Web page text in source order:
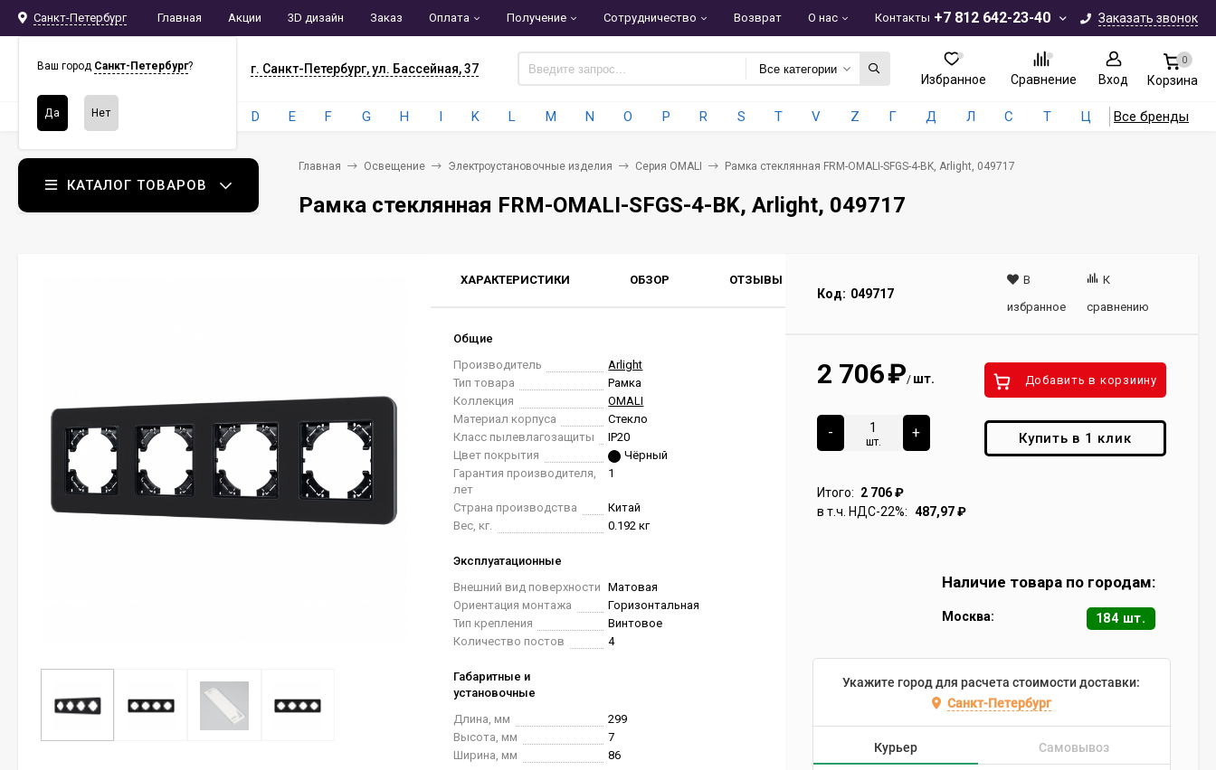
+7 812 642-23-40 Заказать звонок
Санкт-Петербург
Ваш город Санкт-Петербург?
Главная Акции 3D дизайн Заказ Оплата Получение Сотрудничество Возврат О нас Контакты
СПБСНАБ г. Санкт-Петербург, ул. Бассейная, 37 Все категории
Избранное Сравнение Вход
0
Корзина
Бренды: 4 D E F G H I K L M N O P R S T V Z Г Д Л С Т Ц Все бренды
КАТАЛОГ ТОВАРОВ
Главная Освещение Электроустановочные изделия Серия OMALI Рамка стеклянная FRM-OMALI-SFGS-4-BK, Arlight, 049717
Рамка стеклянная FRM-OMALI-SFGS-4-BK, Arlight, 049717
ХАРАКТЕРИСТИКИ ОБЗОР ОТЗЫВЫ
Общие
Производитель
Arlight
Тип товара
Рамка
Коллекция
OMALI
Материал корпуса
Стекло
Класс пылевлагозащиты
IP20
Цвет покрытия
Чёрный
Гарантия производителя,
лет
1
Страна производства
Китай
Вес, кг.
0.192 кг
Эксплуатационные
Внешний вид поверхности
Матовая
Ориентация монтажа
Горизонтальная
Тип крепления
Винтовое
Количество постов
4
Габаритные и
установочные
Длина, мм
299
Высота, мм
7
Ширина, мм
86
Код: 049717
В
избранное
К
сравнению
2 706₽/ шт.
-
шт.
+
Итого: 2 706₽
в т.ч. НДС-22%: 487,97₽
Добавить в корзиину
Купить в 1 клик
Наличие товара по городам:
Москва: 184 шт.
Укажите город для расчета стоимости доставки:
Санкт-Петербург
Курьер Самовывоз